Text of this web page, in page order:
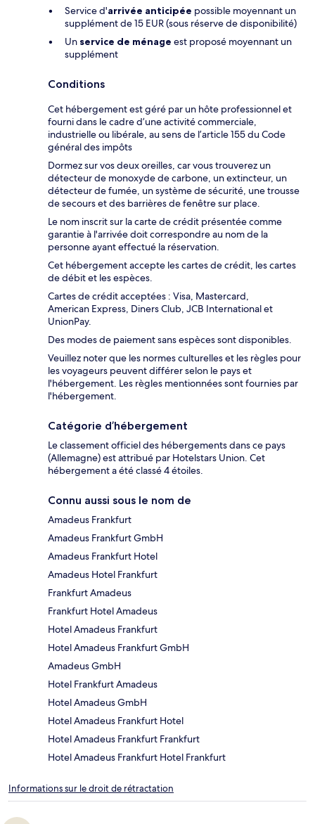
Service d'arrivée anticipée possible moyennant un
supplément de 15 EUR (sous réserve de disponibilité)
Un service de ménage est proposé moyennant un
supplément
Conditions
Cet hébergement est géré par un hôte professionnel et
fourni dans le cadre d’une activité commerciale,
industrielle ou libérale, au sens de l’article 155 du Code
général des impôts
Dormez sur vos deux oreilles, car vous trouverez un
détecteur de monoxyde de carbone, un extincteur, un
détecteur de fumée, un système de sécurité, une trousse
de secours et des barrières de fenêtre sur place.
Le nom inscrit sur la carte de crédit présentée comme
garantie à l'arrivée doit correspondre au nom de la
personne ayant effectué la réservation.
Cet hébergement accepte les cartes de crédit, les cartes
de débit et les espèces.
Cartes de crédit acceptées : Visa, Mastercard,
American Express, Diners Club, JCB International et
UnionPay.
Des modes de paiement sans espèces sont disponibles.
Veuillez noter que les normes culturelles et les règles pour
les voyageurs peuvent différer selon le pays et
l'hébergement. Les règles mentionnées sont fournies par
l'hébergement.
Catégorie d’hébergement
Le classement officiel des hébergements dans ce pays
(Allemagne) est attribué par Hotelstars Union. Cet
hébergement a été classé 4 étoiles.
Connu aussi sous le nom de
Amadeus Frankfurt
Amadeus Frankfurt GmbH
Amadeus Frankfurt Hotel
Amadeus Hotel Frankfurt
Frankfurt Amadeus
Frankfurt Hotel Amadeus
Hotel Amadeus Frankfurt
Hotel Amadeus Frankfurt GmbH
Amadeus GmbH
Hotel Frankfurt Amadeus
Hotel Amadeus GmbH
Hotel Amadeus Frankfurt Hotel
Hotel Amadeus Frankfurt Frankfurt
Hotel Amadeus Frankfurt Hotel Frankfurt
Informations sur le droit de rétractation